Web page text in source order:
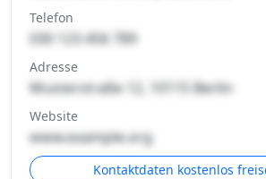
Telefon
030 123 456 789
Adresse
Musterstraße 12, 10115 Berlin
Website
www.example.org
Kontaktdaten kostenlos